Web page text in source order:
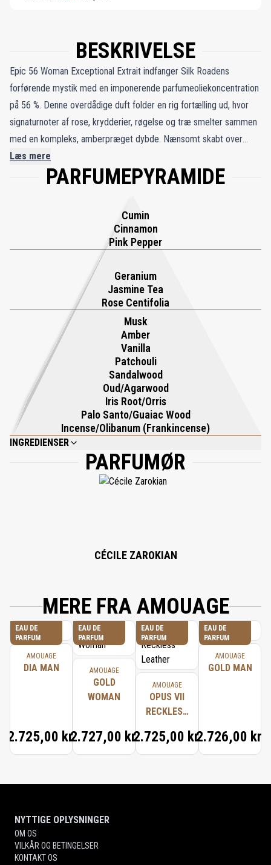
BESKRIVELSE
Epic 56 Woman Exceptional Extrait indfanger Silk Roadens
forførende mystik med en imponerende parfumeoliekoncentration
på 56 %. Denne overdådige duft folder en rig fortælling ud, hvor
signaturnoter af rose, krydderier, røgelse og træ smelter sammen
med en kompleks, amberpræget dybde. Nænsomt skabt over
næsten fem måneder åbner den med livlige topnoter af
spidskommen, pink pepper og kanel, som leder videre til et floralt
de markant maskuline nuancer af patchouli og oud. Lagret i fem år
efterlader Epic 56 Woman Exceptional Extrait et varigt indtryk og
vækker følelsen af luksus og eventyr langs de gamle handelsruter.
Læs mere
PARFUMEPYRAMIDE
Cumin
Cinnamon
Pink Pepper
Geranium
Jasmine Tea
Rose Centifolia
Musk
Amber
Vanilla
Patchouli
Sandalwood
Oud/Agarwood
Iris Root/Orris
Palo Santo/Guaiac Wood
Incense/Olibanum (Frankincense)
INGREDIENSER
PARFUM, ALCOHOL DENAT, BENZYL BENZOATE, LIMONENE,
ALPHAISOMETHYL IONONE, CINNAMAL, EUGENOL, LINALOOL, ISOEUGENOL,
CITRONELLOL, GERANIOL, BENZYL ALCOHOL.
PARFUMØR
CÉCILE ZAROKIAN
MERE FRA AMOUAGE
EAU DE
PARFUM
AMOUAGE
DIA MAN
2.725,00 kr.
EAU DE
PARFUM
AMOUAGE
GOLD
WOMAN
2.727,00 kr.
EAU DE
PARFUM
AMOUAGE
OPUS VII
RECKLESS
2.725,00 kr.
EAU DE
PARFUM
AMOUAGE
GOLD MAN
2.726,00 kr.
NYTTIGE OPLYSNINGER
OM OS
VILKÅR OG BETINGELSER
KONTAKT OS